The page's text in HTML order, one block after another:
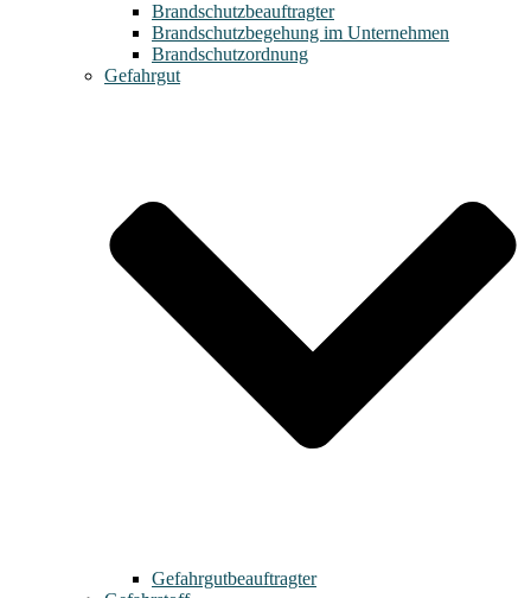
Brandschutzbeauftragter
Brandschutzbegehung im Unternehmen
Brandschutzordnung
Gefahrgut
Gefahrgutbeauftragter